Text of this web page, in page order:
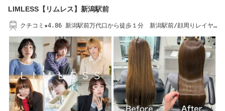
LIMLESS【リムレス】新潟駅前
クチコミ★4.86 新潟駅前万代口から徒歩１分 新潟駅前/顔周りレイヤ